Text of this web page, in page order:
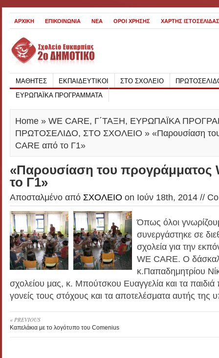
ΑΡΧΙΚΗ ΕΠΙΚΟΙΝΩΝΙΑ ΝΕΑ ΟΡΟΙ ΧΡΗΣΗΣ ΧΑΡΤΗΣ ΙΣΤΟΣΕΛΙΔΑΣ
ΜΑΘΗΤΕΣ ΕΚΠΑΙΔΕΥΤΙΚΟΙ ΣΤΟ ΣΧΟΛΕΙΟ
ΕΥΡΩΠΑΪΚΑ ΠΡΟΓΡΑΜΜΑΤΑ
Home » WE CARE, Γ΄ΤΑΞΗ, ΕΥΡΩΠΑΪΚΑ
ΠΡΩΤΟΣΕΛΙΔΟ, ΣΤΟ ΣΧΟΛΕΙΟ » «Παρουσίαση
CARE από το Γ1»
«Παρουσίαση του προγράμματος
το Γ1»
Αποσταλμένο από ΣΧΟΛΕΙΟ on Ιούν 18th, 2014 //
Όπως όλοι
συνεργάστηκε σε
σχολεία για την
WE CARE. Ο
κ.Παπαδημητρίου
σχολείου μας, κ. Μπούτσκου Ευαγγελία και τα
γονείς τους στόχους και τα αποτελέσματα αυτής της
« PREVIOUS
Καπελάκια με το λογότυπο του Comenius